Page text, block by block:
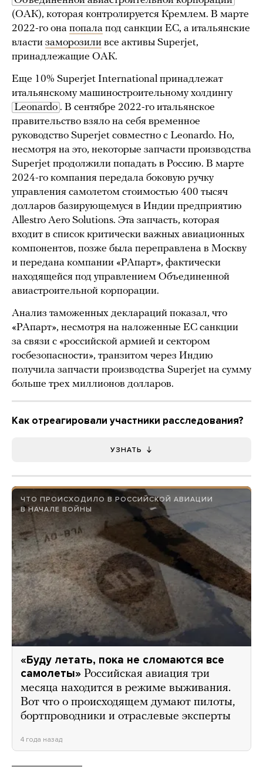
(ОАК), которая контролируется Кремлем. В марте
2022-го она попала под санкции ЕС, а итальянские
власти заморозили все активы Superjet,
принадлежащие ОАК.
Еще 10% Superjet International принадлежат
итальянскому машиностроительному холдингу
Leonardo . В сентябре 2022-го итальянское
правительство взяло на себя временное
руководство Superjet совместно с Leonardo. Но,
несмотря на это, некоторые запчасти производства
Superjet продолжили попадать в Россию. В марте
2024-го компания передала боковую ручку
управления самолетом стоимостью 400 тысяч
долларов базирующемуся в Индии предприятию
Allestro Aero Solutions. Эта запчасть, которая
входит в список критически важных авиационных
компонентов, позже была переправлена в Москву
и передана компании «РАпарт», фактически
находящейся под управлением Объединенной
авиастроительной корпорации.
Анализ таможенных деклараций показал, что
«РАпарт», несмотря на наложенные ЕС санкции
за связи с «российской армией и сектором
госбезопасности», транзитом через Индию
получила запчасти производства Superjet на сумму
больше трех миллионов долларов.
Как отреагировали участники расследования?
УЗНАТЬ
ЧТО ПРОИСХОДИЛО В РОССИЙСКОЙ АВИАЦИИ
В НАЧАЛЕ ВОЙНЫ
«Буду летать, пока не сломаются все
самолеты» Российская авиация три
месяца находится в режиме выживания.
Вот что о происходящем думают пилоты,
бортпроводники и отраслевые эксперты
4 года назад